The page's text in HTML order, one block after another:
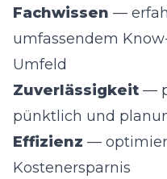
Fachwissen —
umfassendem
Umfeld
Zuverlässigkeit —
pünktlich und
Effizienz —
Kostenersparnis